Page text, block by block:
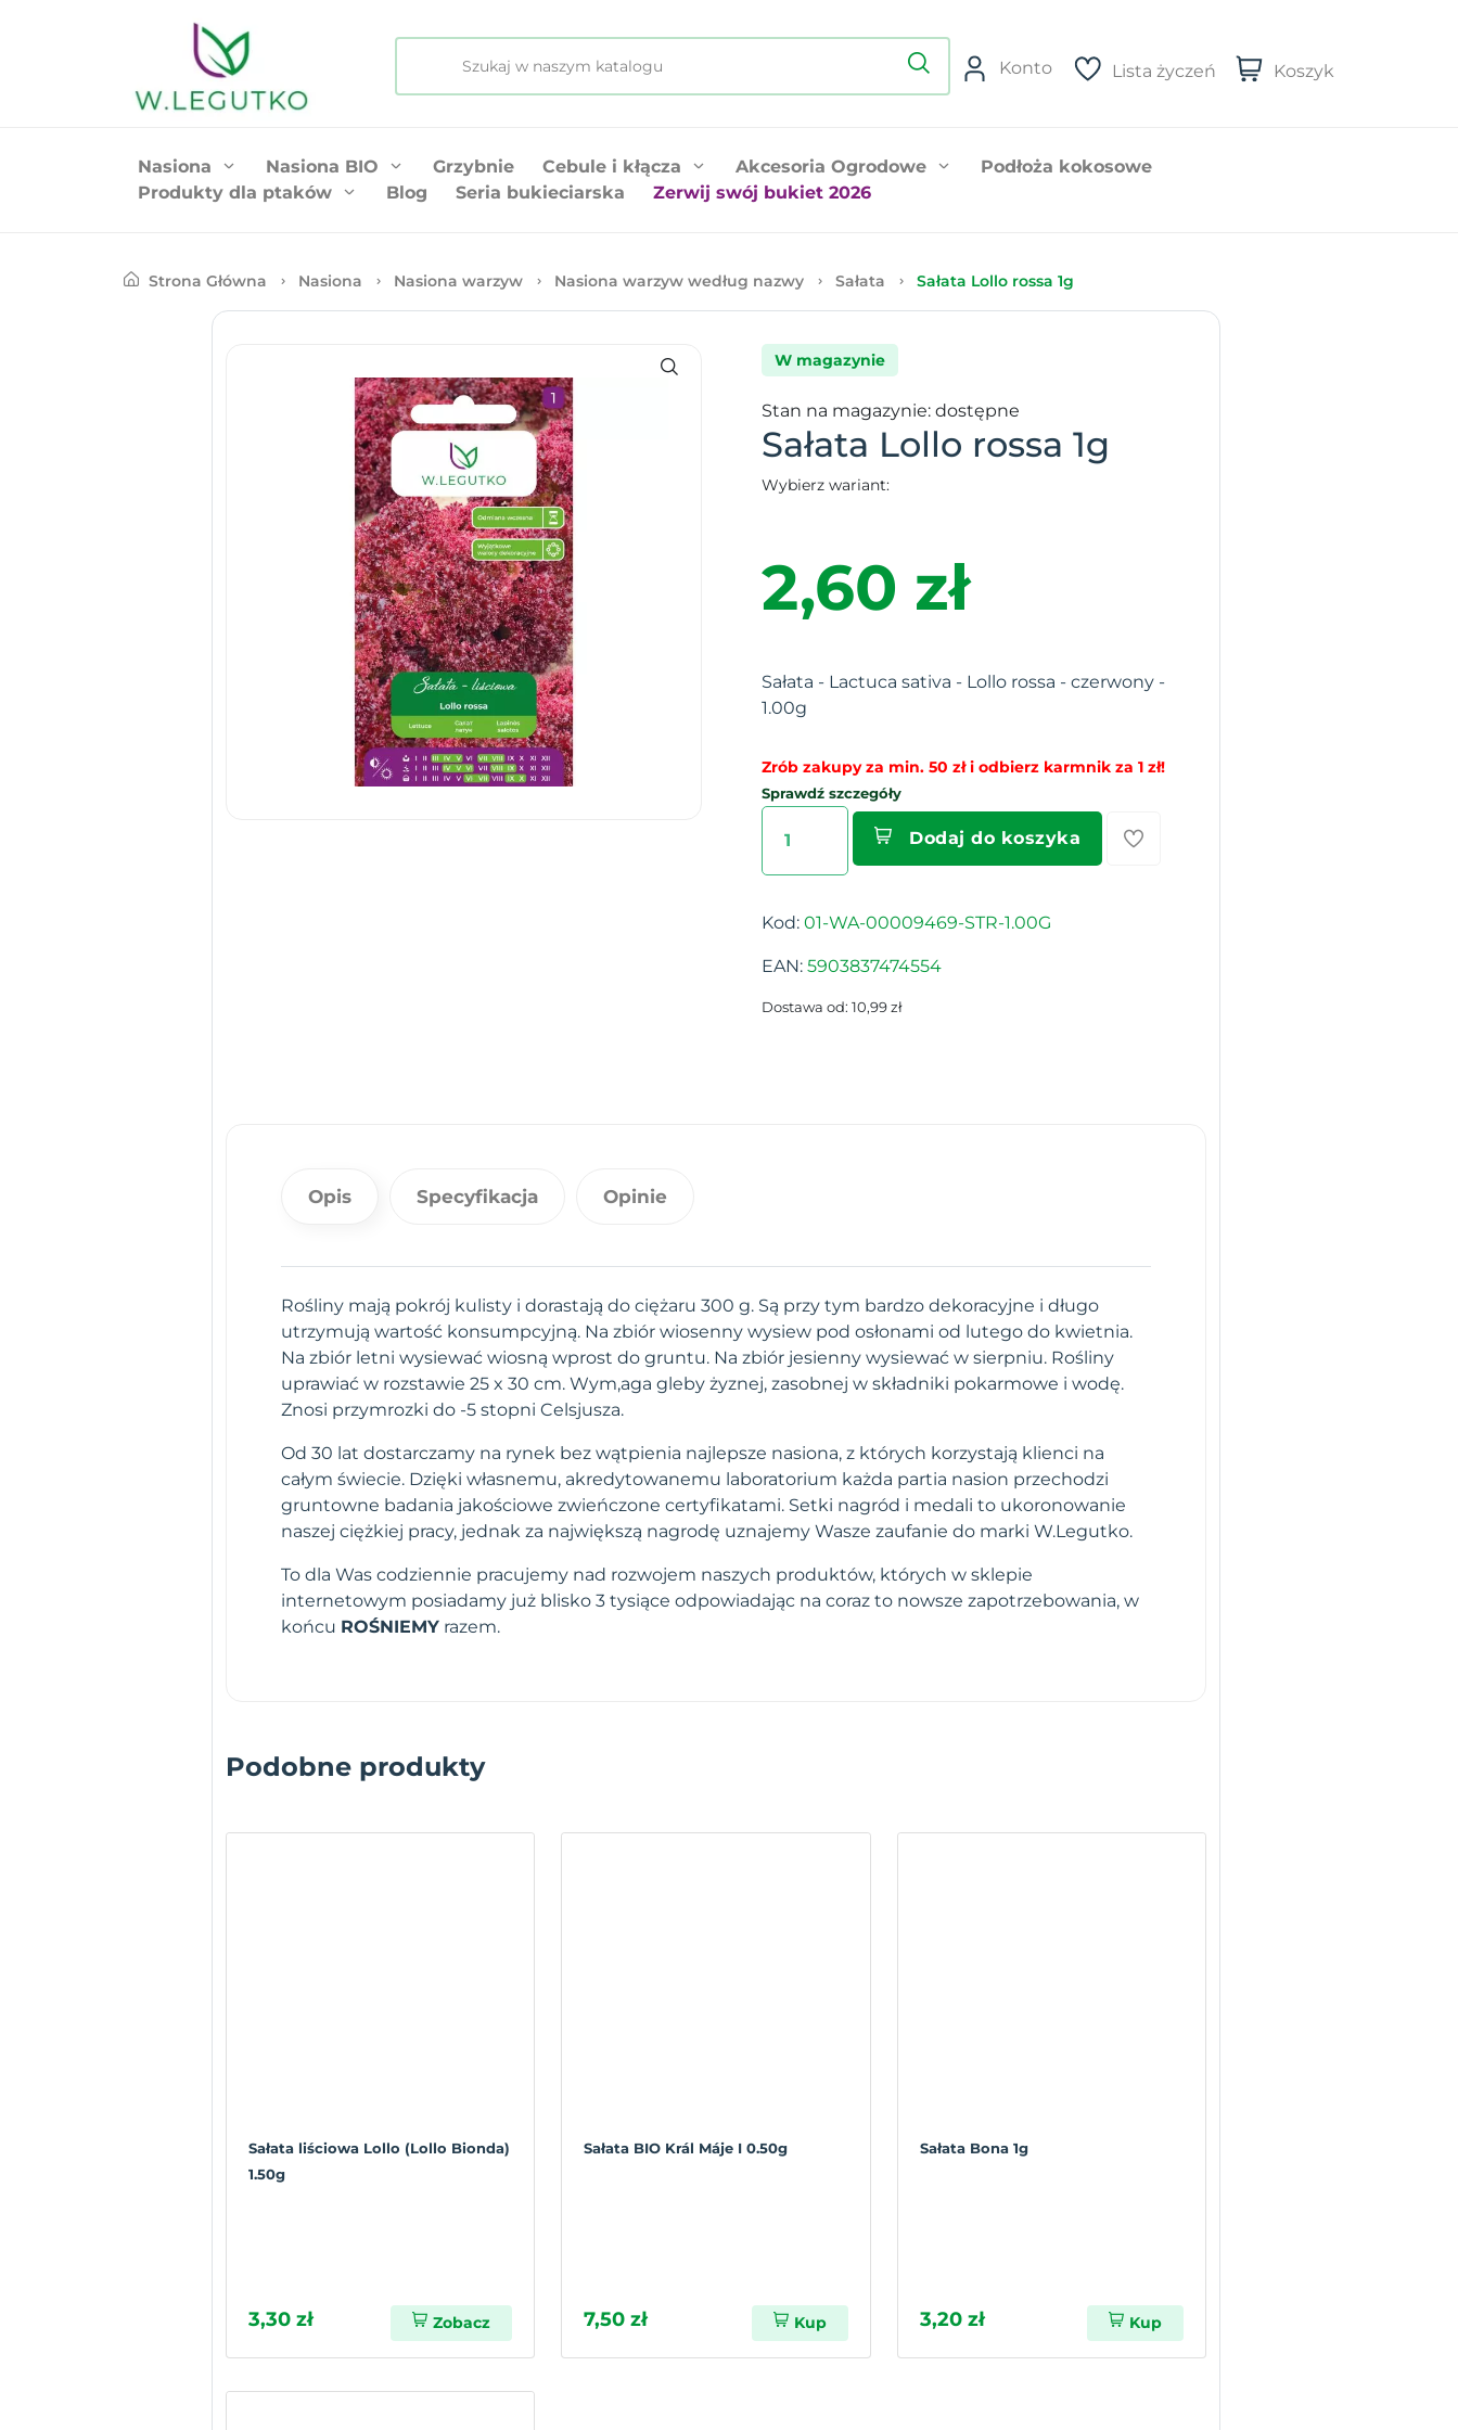
Konto Lista życzeń Koszyk
Nasiona Nasiona BIO Grzybnie Cebule i kłącza Akcesoria Ogrodowe
Podłoża kokosowe
Produkty dla ptaków
Blog Seria bukieciarska Zerwij swój bukiet 2026
Strona Główna Nasiona Nasiona warzyw Nasiona warzyw według nazwy Sałata Sałata Lollo rossa 1g
W magazynie
Stan na magazynie: dostępne
Sałata Lollo rossa 1g
Wybierz wariant:
2,60 zł
Sałata - Lactuca sativa - Lollo rossa - czerwony -
1.00g
Zrób zakupy za min. 50 zł i odbierz karmnik za 1 zł!
Sprawdź szczegóły
Dodaj do koszyka
Kod: 01-WA-00009469-STR-1.00G
EAN: 5903837474554
Dostawa od: 10,99 zł
Opis Specyfikacja Opinie
Rośliny mają pokrój kulisty i dorastają do ciężaru 300 g. Są przy tym bardzo dekoracyjne i długo
utrzymują wartość konsumpcyjną. Na zbiór wiosenny wysiew pod osłonami od lutego do kwietnia.
Na zbiór letni wysiewać wiosną wprost do gruntu. Na zbiór jesienny wysiewać w sierpniu. Rośliny
uprawiać w rozstawie 25 x 30 cm. Wym,aga gleby żyznej, zasobnej w składniki pokarmowe i wodę.
Znosi przymrozki do -5 stopni Celsjusza.
Od 30 lat dostarczamy na rynek bez wątpienia najlepsze nasiona, z których korzystają klienci na
całym świecie. Dzięki własnemu, akredytowanemu laboratorium każda partia nasion przechodzi
gruntowne badania jakościowe zwieńczone certyfikatami. Setki nagród i medali to ukoronowanie
naszej ciężkiej pracy, jednak za największą nagrodę uznajemy Wasze zaufanie do marki W.Legutko.
To dla Was codziennie pracujemy nad rozwojem naszych produktów, których w sklepie
internetowym posiadamy już blisko 3 tysiące odpowiadając na coraz to nowsze zapotrzebowania, w
końcu ROŚNIEMY razem.
Podobne produkty
Sałata liściowa Lollo (Lollo Bionda)
1.50g
3,30 zł Zobacz
Sałata BIO Král Máje I 0.50g
7,50 zł Kup
Sałata Bona 1g
3,20 zł Kup